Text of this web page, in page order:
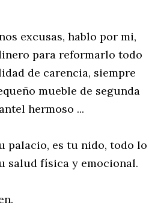
excusas, hablo por mi,
para reformarlo todo
de carencia, siempre
mueble de segunda
hermoso ...
palacio, es tu nido, todo lo
salud física y emocional.